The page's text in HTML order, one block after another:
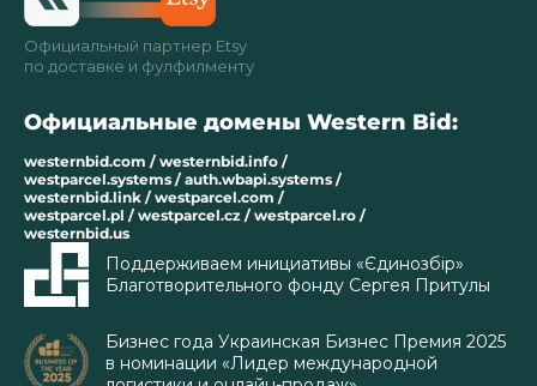
Официальный партнер Etsy
по доставке и фулфилменту
Официальные домены Western Bid:
westernbid.com / westernbid.info /
westparcel.systems / auth.wbapi.systems /
westernbid.link / westparcel.com /
westparcel.pl / westparcel.cz / westparcel.ro /
westernbid.us
Поддерживаем инициативы «Єдинозбір»
Благотворительного фонду Сергея Притулы
Бизнес года Украинская Бизнес Премия 2025
в номинации «Лидер международной